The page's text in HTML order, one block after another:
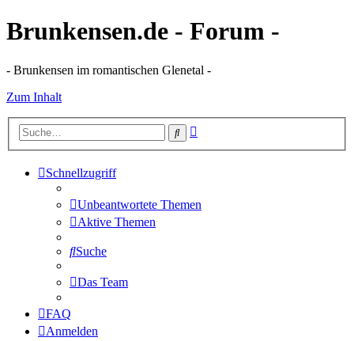
Brunkensen.de - Forum -
- Brunkensen im romantischen Glenetal -
Zum Inhalt
Suche
Schnellzugriff
Unbeantwortete Themen
Aktive Themen
Suche
Das Team
FAQ
Anmelden